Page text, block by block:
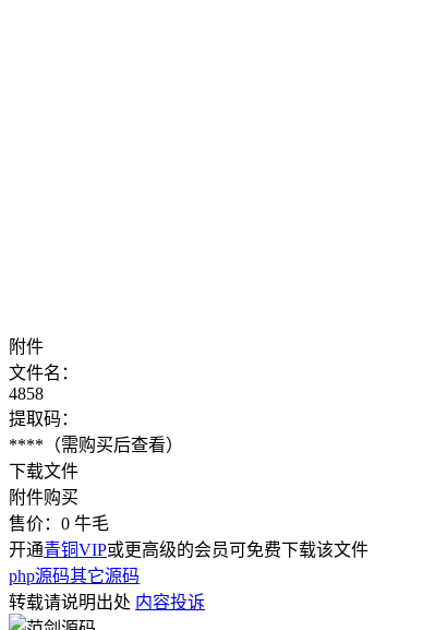
附件
文件名：
4858
提取码：
**** （需购买后查看）
下载文件
附件购买
售价： 0 牛毛
开通青铜VIP或更高级的会员可免费下载该文件
php源码其它源码
转载请说明出处 内容投诉